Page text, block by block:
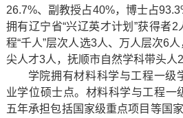
26.7%、副教授占40%，博士占
拥有辽宁省“兴辽英才计划”获得者
程“千人”层次人选3人、万人层次6
尖人才3人，抚顺市自然学科带头人2
学院拥有材料科学与工程一级
业学位硕士点。材料科学与工程一
五年承担包括国家级重点项目等国